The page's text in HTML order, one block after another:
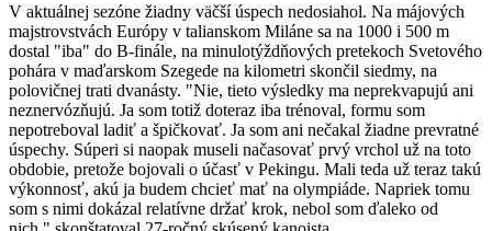
V aktuálnej sezóne žiadny väčší úspech nedosiahol. Na májových
majstrovstvách Európy v talianskom Miláne sa na 1000 i 500 m
dostal "iba" do B-finále, na minulotýždňových pretekoch Svetového
pohára v maďarskom Szegede na kilometri skončil siedmy, na
polovičnej trati dvanásty. "Nie, tieto výsledky ma neprekvapujú ani
neznervózňujú. Ja som totiž doteraz iba trénoval, formu som
nepotreboval ladiť a špičkovať. Ja som ani nečakal žiadne prevratné
úspechy. Súperi si naopak museli načasovať prvý vrchol už na toto
obdobie, pretože bojovali o účasť v Pekingu. Mali teda už teraz takú
výkonnosť, akú ja budem chcieť mať na olympiáde. Napriek tomu
som s nimi dokázal relatívne držať krok, nebol som ďaleko od